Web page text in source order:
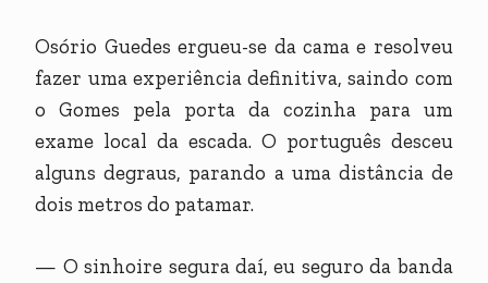
Osório Guedes ergueu-se da cama e resolveu
fazer uma experiência definitiva, saindo com
o Gomes pela porta da cozinha para um
exame local da escada. O português desceu
alguns degraus, parando a uma distância de
dois metros do patamar.
— O sinhoire segura daí, eu seguro da banda